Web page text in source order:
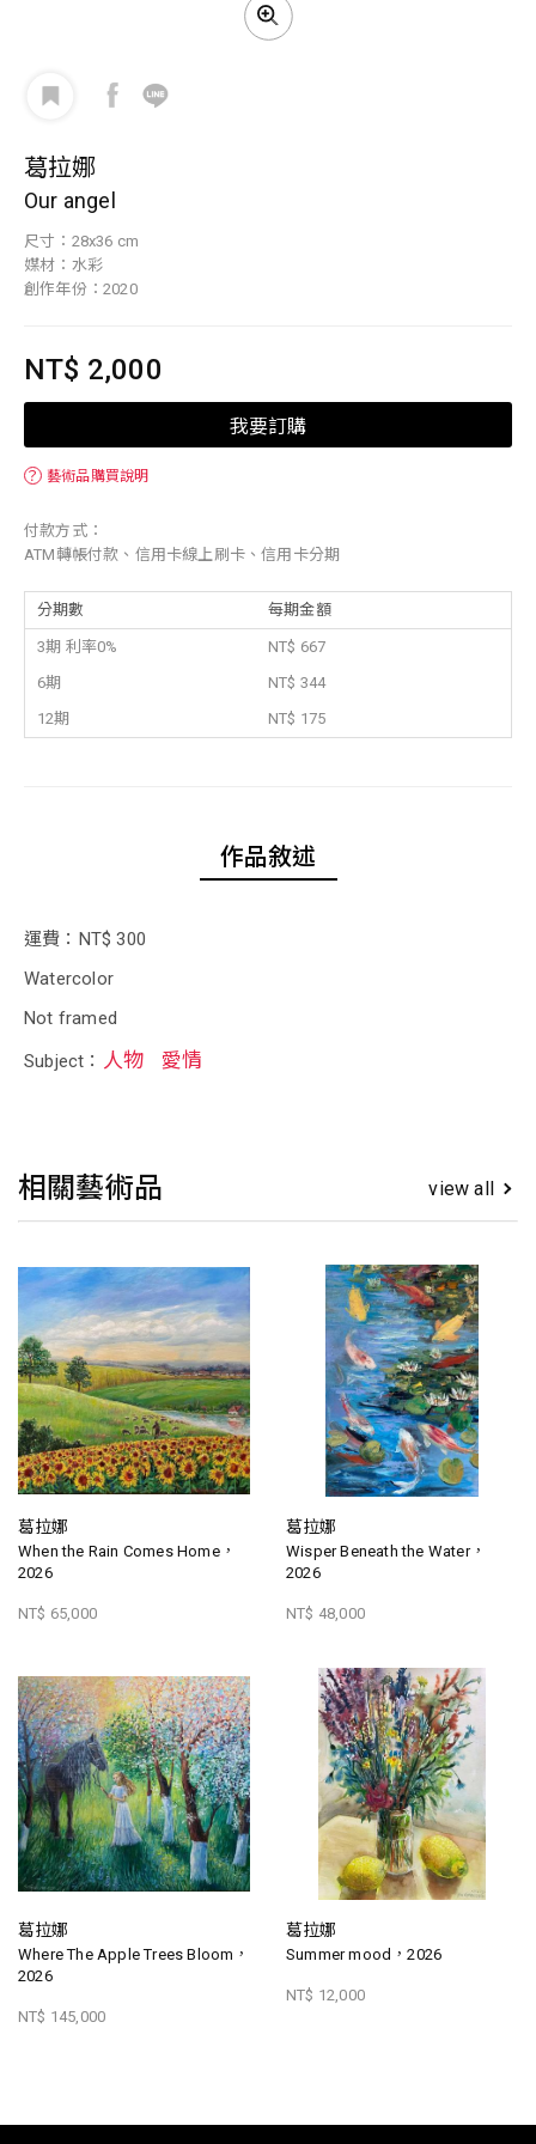
葛拉娜
Our angel
尺寸：28x36 cm
媒材：水彩
創作年份：2020
NT$ 2,000
我要訂購
？ 藝術品購買說明
付款方式：
ATM轉帳付款、信用卡線上刷卡、信用卡分期
分期數 每期金額
3期 利率0%
NT$ 667
6期
NT$ 344
12期
NT$ 175
作品敘述
運費：NT$ 300
Watercolor
Not framed
Subject： 人物 愛情
相關藝術品 view all
葛拉娜
When the Rain Comes Home，
2026
NT$ 65,000
葛拉娜
Wisper Beneath the Water，
2026
NT$ 48,000
葛拉娜
Where The Apple Trees Bloom，
2026
NT$ 145,000
葛拉娜
Summer mood，2026
NT$ 12,000